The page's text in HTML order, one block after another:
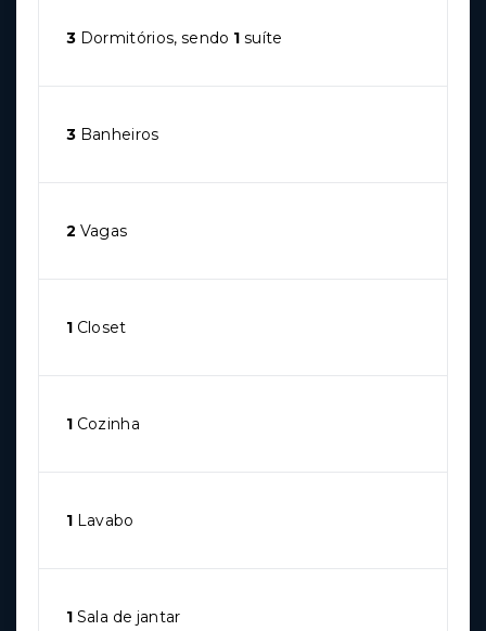
3 Dormitórios, sendo 1 suíte
3 Banheiros
2 Vagas
1 Closet
1 Cozinha
1 Lavabo
1 Sala de jantar